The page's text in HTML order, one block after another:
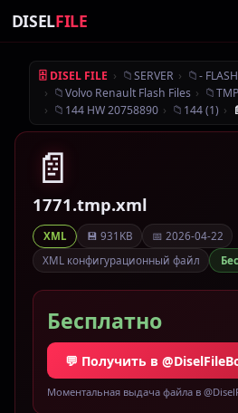
DISELFILE
🗄 DISEL FILE › 📁SERVER › 📁-
› 📁Volvo Renault Flash Files › 📁TMP
› 📁 144 HW 20758890 › 📁 144 (1) ›
📄
1771.tmp.xml
XML 💾 931KB
📅 2026-04-22
XML конфигурационный файл
Бесплатно
💬 Получить в
Моментальная выдача файла в